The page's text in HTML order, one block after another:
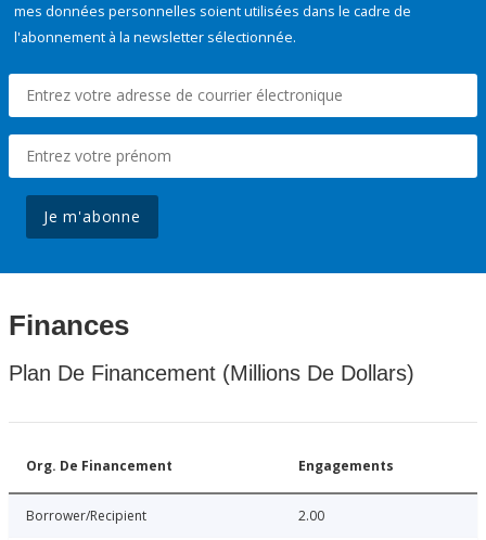
mes données personnelles soient utilisées dans le cadre de
l'abonnement à la newsletter sélectionnée.
Je m'abonne
Finances
Plan De Financement (Millions De Dollars)
Org. De Financement Engagements
Borrower/Recipient 2.00